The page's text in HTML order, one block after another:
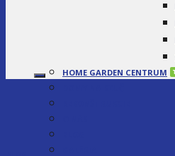
HOME GARDEN CENTRUM